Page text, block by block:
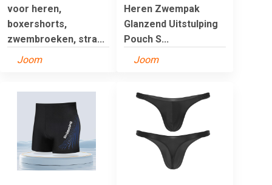
voor heren,
boxershorts,
zwembroeken, stra...
Joom
Heren Zwempak
Glanzend Uitstulping
Pouch S...
Joom